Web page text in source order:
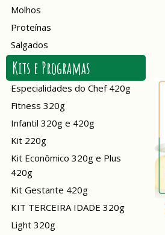
Molhos
Proteínas
Salgados
Kits e Programas
Especialidades do Chef 420g
Fitness 320g
Infantil 320g e 420g
Kit 220g
Kit Econômico 320g e Plus
420g
Kit Gestante 420g
KIT TERCEIRA IDADE 320g
Light 320g